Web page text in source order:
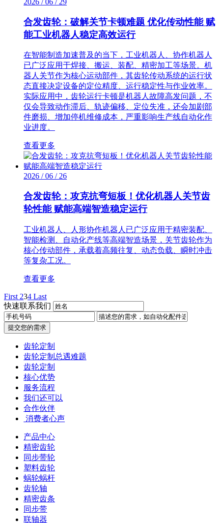
2026 / 06 / 29
合发齿轮：破解关节卡顿难题 优化传动性能 赋
能工业机器人稳定高效运行
在智能制造加速普及的当下，工业机器人、协作机器人
已广泛应用于焊接、搬运、装配、精密加工等场景。机
器人关节作为核心运动部件，其齿轮传动系统的运行状
态直接决定设备的定位精度、运行稳定性与作业效率。
实际应用中，齿轮运行卡顿是机器人故障高发问题，不
仅会导致动作滞后、轨迹偏移、定位失准，还会加剧部
件磨损、增加停机维修成本，严重影响生产线自动化作
业进度。
查看更多
2026 / 06 / 26
合发齿轮：攻克抗弯短板！优化机器人关节齿
轮性能 赋能高端智造稳定运行
工业机器人、人形协作机器人已广泛应用于精密装配、
智能检测、自动化产线等高端智造场景，关节齿轮作为
核心传动部件，承载着高频往复、动态负载、瞬时冲击
等复杂工况。
查看更多
First 234 Last
快速联系我们
提交您的需求
齿轮定制
齿轮定制总遇难题
齿轮定制
核心优势
服务流程
我们还可以
合作伙伴
​ 消费者心声
产品中心
精密齿轮
同步带轮
塑料齿轮
蜗轮蜗杆
齿轮轴
精密齿条
同步带
联轴器